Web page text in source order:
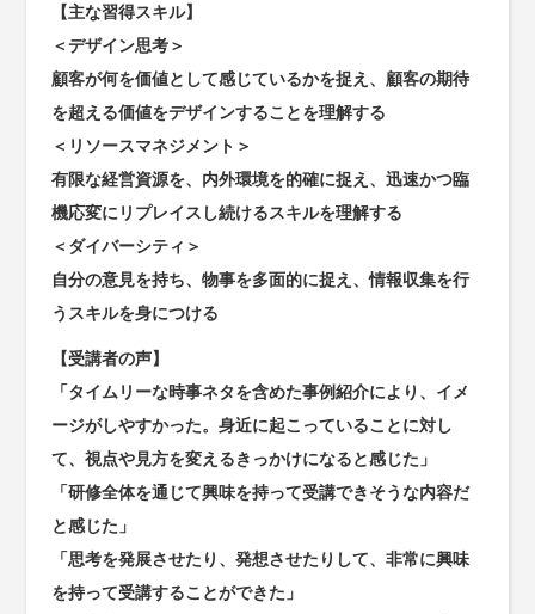
【主な習得スキル】
＜デザイン思考＞
顧客が何を価値として感じているかを捉え、顧客の期待
を超える価値をデザインすることを理解する
＜リソースマネジメント＞
有限な経営資源を、内外環境を的確に捉え、迅速かつ臨
機応変にリプレイスし続けるスキルを理解する
＜ダイバーシティ＞
自分の意見を持ち、物事を多面的に捉え、情報収集を行
うスキルを身につける
【受講者の声】
「タイムリーな時事ネタを含めた事例紹介により、イメ
ージがしやすかった。身近に起こっていることに対し
て、視点や見方を変えるきっかけになると感じた」
「研修全体を通じて興味を持って受講できそうな内容だ
と感じた」
「思考を発展させたり、発想させたりして、非常に興味
を持って受講することができた」